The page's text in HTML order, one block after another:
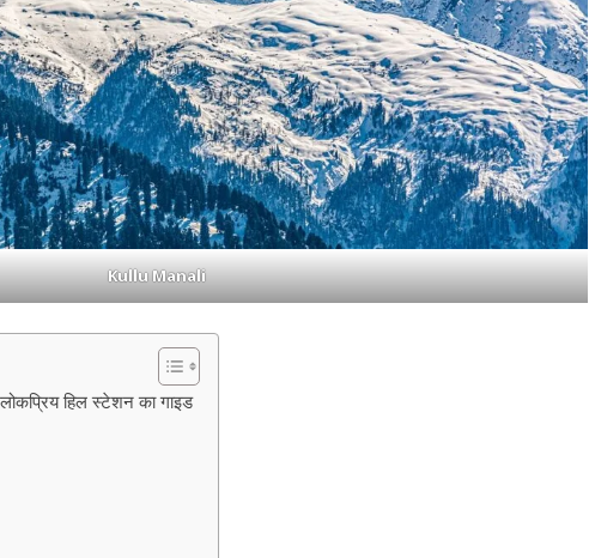
Kullu Manali
हिल स्टेशन का गाइड